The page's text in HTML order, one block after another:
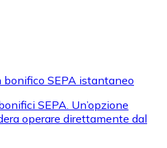
SEPA istantaneo
SEPA. Un’opzione
operare direttamente dal